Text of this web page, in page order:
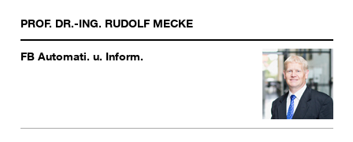
PROF. DR.-ING. RUDOLF MECKE
FB Automati. u. Inform.